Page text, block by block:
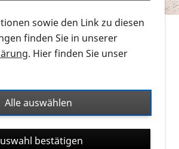
Sie sich dieErklärvideos zum
auf der PRO RETINA-Website
Menschen an.
Sie sämtliches Infomaterial
Formatfilter, um ausschließlich
Audios oder Videos zu
Flyer und Broschüren werden in
angeboten: zur
sowie den Link zu diesen
finden Sie in unserer
. Hier finden Sie unser
Alle auswählen
bestätigen